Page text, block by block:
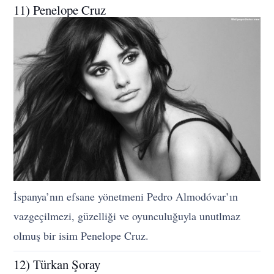
11) Penelope Cruz
İspanya’nın efsane yönetmeni Pedro Almodóvar’ın
vazgeçilmezi, güzelliği ve oyunculuğuyla unutlmaz
olmuş bir isim Penelope Cruz.
12) Türkan Şoray